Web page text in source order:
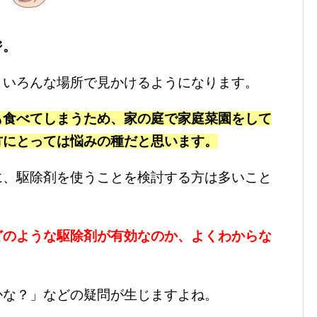
ろんな場所で見かけるようになります。
べてしまうため、家の庭で家庭菜園をして
とっては悩みの種だと思います。
駆除剤を使うことを検討する方は多いこと
ような駆除剤が有効なのか、よくわからな
？」などの疑問が生じますよね。